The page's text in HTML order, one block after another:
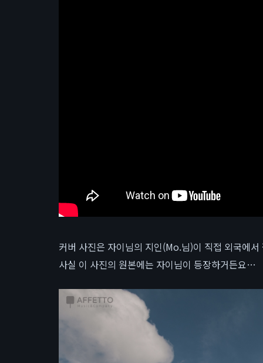
커버 사진은 자이님의 지인(Mo.님)이 직접 외국에
사실 이 사진의 원본에는 자이님이 등장하거든요…